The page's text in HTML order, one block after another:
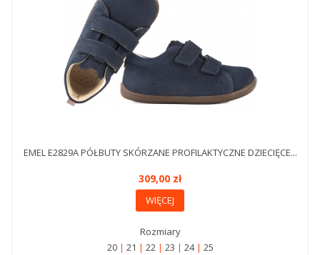
EMEL E2829A PÓŁBUTY SKÓRZANE PROFILAKTYCZNE DZIECIĘCE...
309,00 zł
WIĘCEJ
Rozmiary
20
21 22 23 24 25